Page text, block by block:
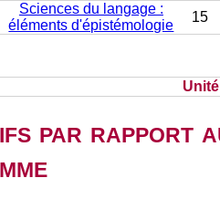
Sciences du langage :
éléments d'épistémologie
15
par rapport